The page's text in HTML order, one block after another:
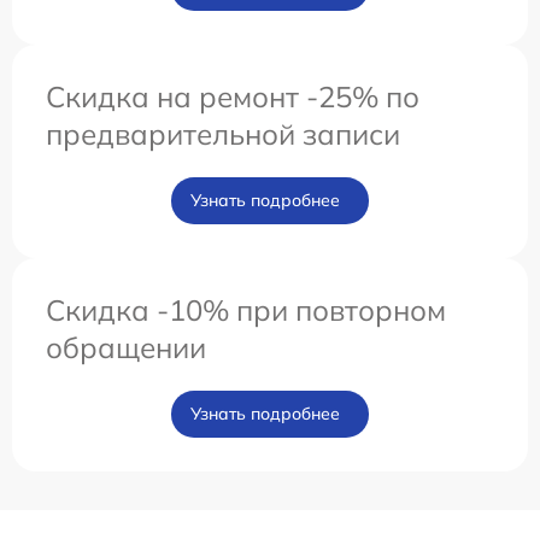
Скидка на ремонт -25% по
предварительной записи
Узнать подробнее
Скидка -10% при повторном
обращении
Узнать подробнее